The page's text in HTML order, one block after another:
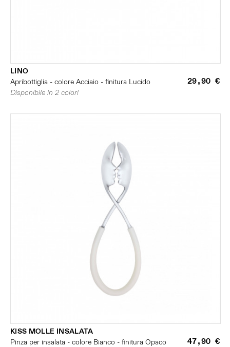
LINO
Apribottiglia - colore Acciaio - finitura Lucido
29,90 €
Disponibile in 2 colori
KISS MOLLE INSALATA
Pinza per insalata - colore Bianco - finitura Opaco
47,90 €